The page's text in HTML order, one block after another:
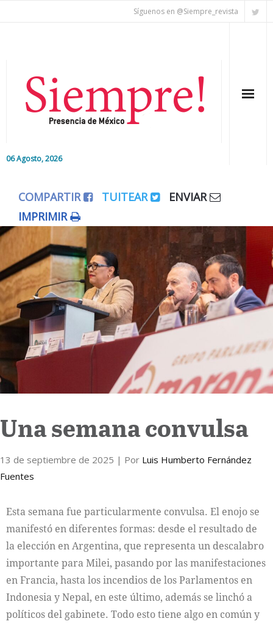
Síguenos en @Siempre_revista
06 Agosto, 2026
Editorial
Nacional
Colaboradores
Internacional
Cultura
COMPARTIR TUITEAR
ENVIAR
IMPRIMIR
Una semana convulsa
13 de septiembre de 2025 | Por Luis Humberto Fernández
Fuentes
Esta semana fue particularmente convulsa. El enojo se
manifestó en diferentes formas: desde el resultado de
la elección en Argentina, que representa un descalabro
importante para Milei, pasando por las manifestaciones
en Francia, hasta los incendios de los Parlamentos en
Indonesia y Nepal, en este último, además se linchó a
políticos del gabinete. Todo esto tiene algo en común y